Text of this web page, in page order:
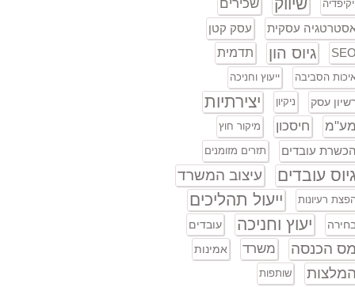
שכירים
עסקית
עסק קטן
SEO
גיוס הון תדמית
הסביבה ייעוץ וחניכה
עסק ניקיון יצירתיות
מע"מ חיסכון מיקור חוץ
הכשרת עובדים תזרים מזומנים
גיוס עובדים עיצוב המשרד
רעיונות ייעול תהליכים
בחירה יעוץ וחניכה עובדים
מס הכנסה משרד אמינות
המלצות שותפות